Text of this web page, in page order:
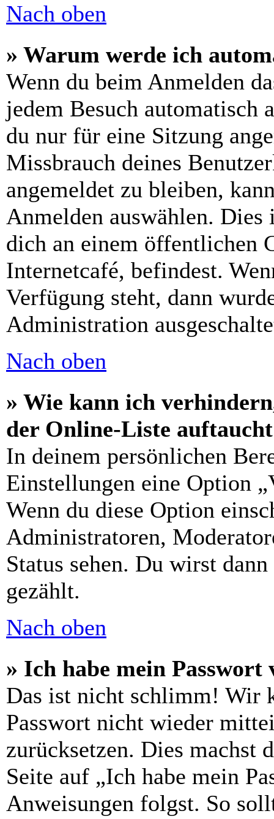
Nach oben
» Warum werde ich
Wenn du beim Anmelden
jedem Besuch automatisch
du nur für eine Sitzung
Missbrauch deines
angemeldet zu bleiben,
Anmelden auswählen.
dich an einem öffentlichen
Internetcafé, befindest.
Verfügung steht, dann
Administration
Nach oben
» Wie kann ich
der Online-Liste
In deinem persönlichen
Einstellungen eine Option
Wenn du diese Option
Administratoren,
Status sehen. Du wirst
gezählt.
Nach oben
» Ich habe mein Passwort
Das ist nicht schlimm! Wir
Passwort nicht wieder
zurücksetzen. Dies machst
Seite auf „Ich habe mein
Anweisungen folgst. So